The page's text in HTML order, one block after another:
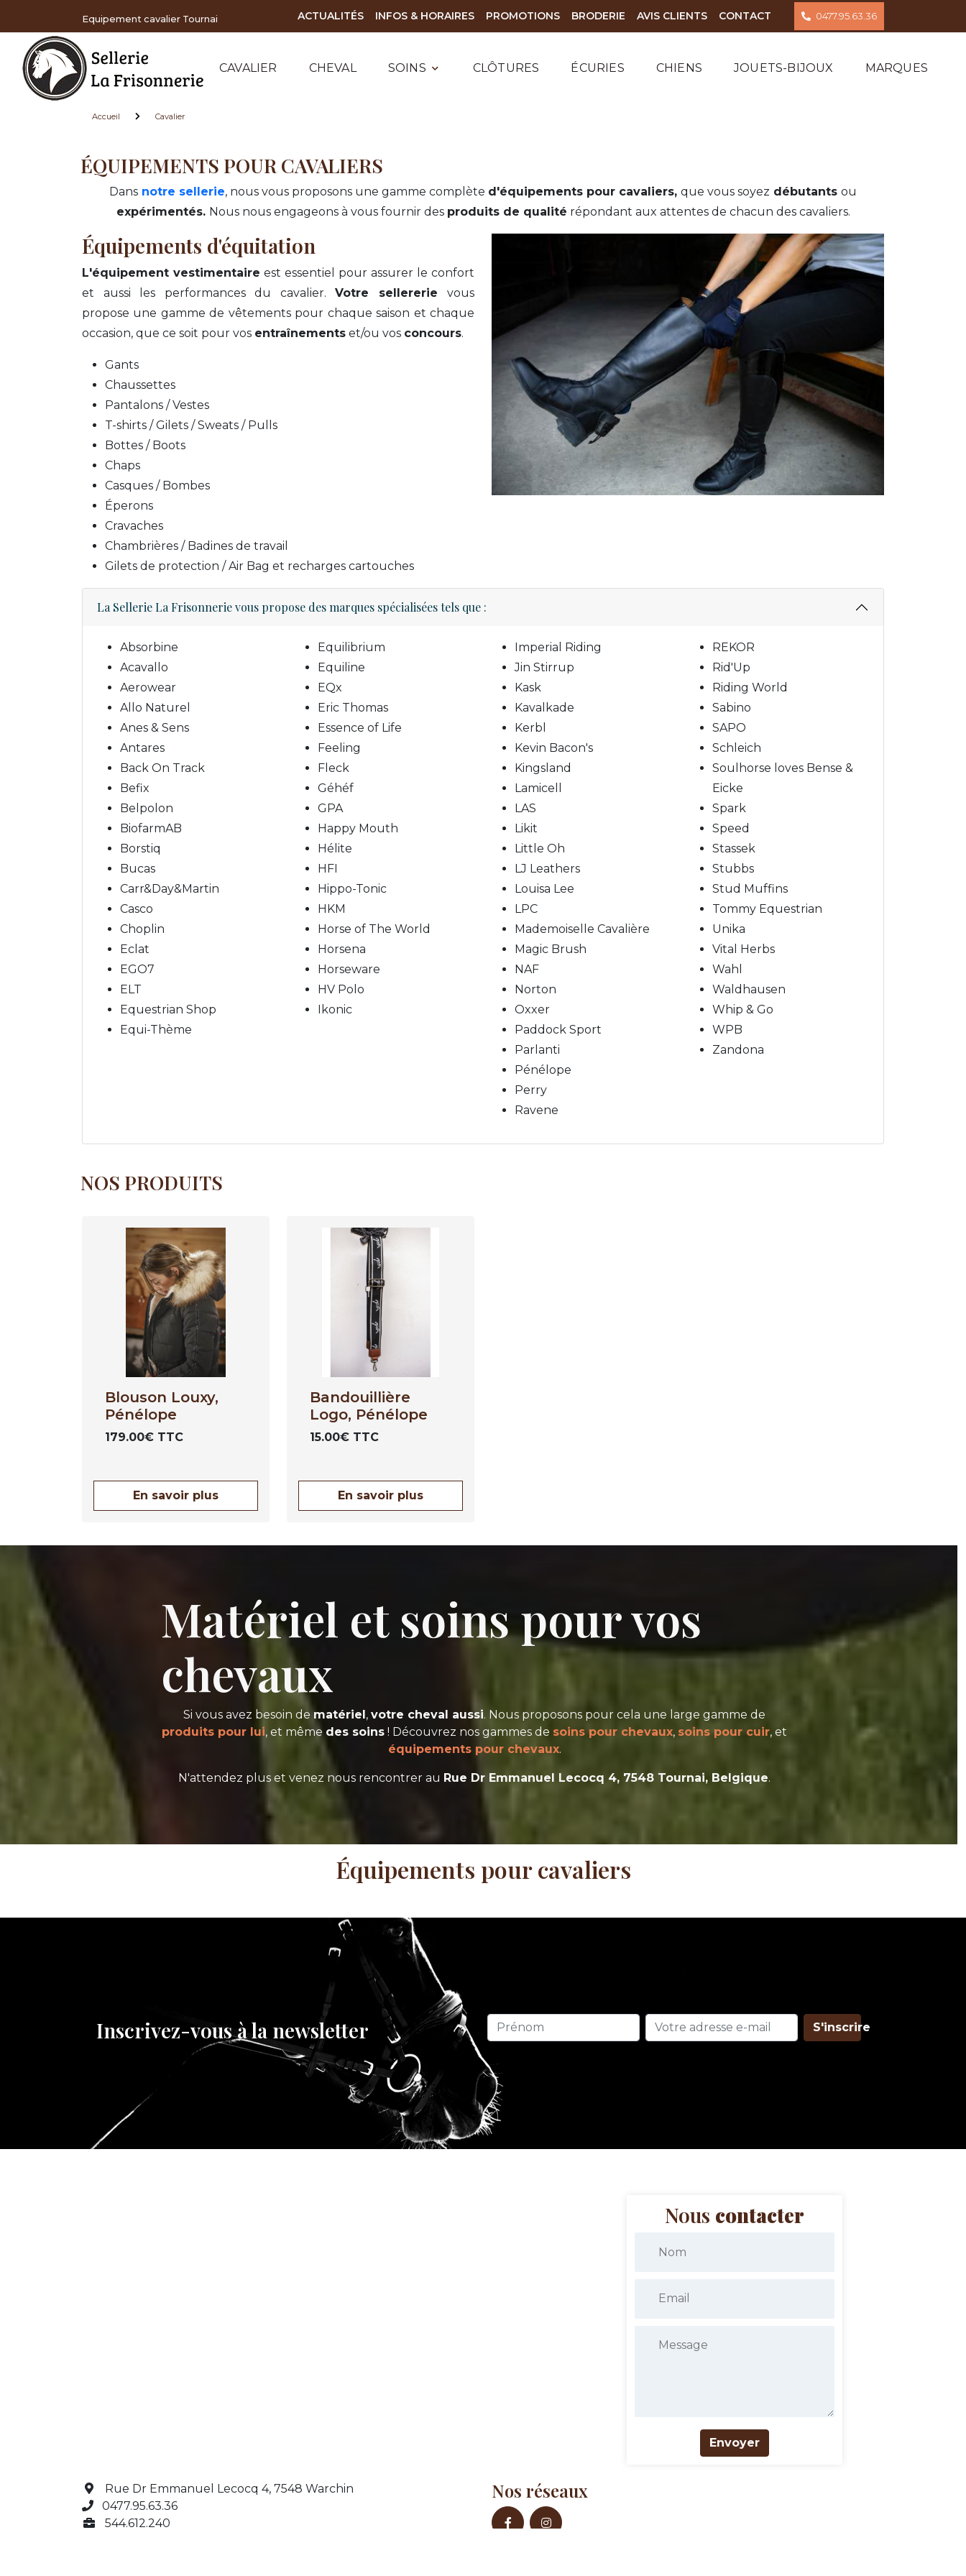
Equipement cavalier Tournai ACTUALITÉS INFOS & HORAIRES PROMOTIONS BRODERIE AVIS CLIENTS CONTACT 0477.95.63.36
CAVALIER CHEVAL SOINS CLÔTURES ÉCURIES CHIENS JOUETS-BIJOUX MARQUES
Accueil Cavalier
ÉQUIPEMENTS POUR CAVALIERS
Dans notre sellerie, nous vous proposons une gamme complète d'équipements pour cavaliers, que vous soyez débutants ou
expérimentés. Nous nous engageons à vous fournir des produits de qualité répondant aux attentes de chacun des cavaliers.
Équipements d'équitation
L'équipement vestimentaire est essentiel pour assurer le confort
et aussi les performances du cavalier. Votre sellererie vous
propose une gamme de vêtements pour chaque saison et chaque
occasion, que ce soit pour vos entraînements et/ou vos concours.
Gants
Chaussettes
Pantalons / Vestes
T-shirts / Gilets / Sweats / Pulls
Bottes / Boots
Chaps
Casques / Bombes
Éperons
Cravaches
Chambrières / Badines de travail
Gilets de protection / Air Bag et recharges cartouches
La Sellerie La Frisonnerie vous propose des marques spécialisées tels que :
Absorbine
Acavallo
Aerowear
Allo Naturel
Anes & Sens
Antares
Back On Track
Befix
Belpolon
BiofarmAB
Borstiq
Bucas
Carr&Day&Martin
Casco
Choplin
Eclat
EGO7
ELT
Equestrian Shop
Equi-Thème
Equilibrium
Equiline
EQx
Eric Thomas
Essence of Life
Feeling
Fleck
Géhéf
GPA
Happy Mouth
Hélite
HFI
Hippo-Tonic
HKM
Horse of The World
Horsena
Horseware
HV Polo
Ikonic
Imperial Riding
Jin Stirrup
Kask
Kavalkade
Kerbl
Kevin Bacon's
Kingsland
Lamicell
LAS
Likit
Little Oh
LJ Leathers
Louisa Lee
LPC
Mademoiselle Cavalière
Magic Brush
NAF
Norton
Oxxer
Paddock Sport
Parlanti
Pénélope
Perry
Ravene
REKOR
Rid'Up
Riding World
Sabino
SAPO
Schleich
Soulhorse loves Bense &
Eicke
Spark
Speed
Stassek
Stubbs
Stud Muffins
Tommy Equestrian
Unika
Vital Herbs
Wahl
Waldhausen
Whip & Go
WPB
Zandona
NOS PRODUITS
Blouson Louxy,
Pénélope
179.00€ TTC
En savoir plus
Bandouillière
Logo, Pénélope
15.00€ TTC
En savoir plus
Matériel et soins pour vos
chevaux
Si vous avez besoin dematériel, votre cheval aussi. Nous proposons pour cela une large gamme de
produits pour lui, et même des soins ! Découvrez nos gammes de soins pour chevaux, soins pour cuir, et
équipements pour chevaux.
N'attendez plus et venez nous rencontrer au Rue Dr Emmanuel Lecocq 4, 7548 Tournai, Belgique.
Équipements pour cavaliers
Inscrivez-vous à la newsletter S'inscrire
Nous contacter
Envoyer
Rue Dr Emmanuel Lecocq 4, 7548 Warchin
0477.95.63.36
544.612.240
Nos réseaux